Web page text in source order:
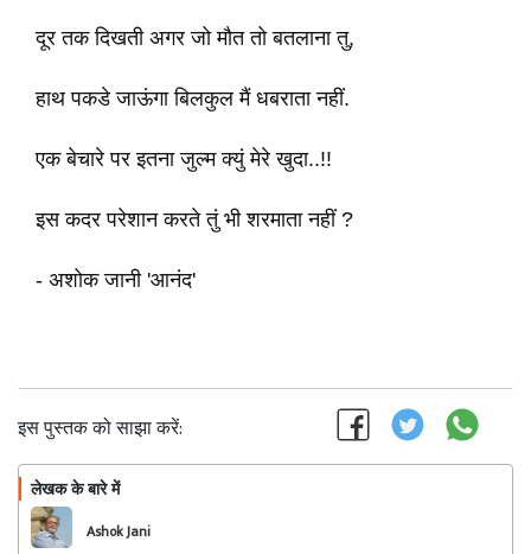
दूर तक दिखती अगर जो मौत तो बतलाना तु,
हाथ पकडे जाऊंगा बिलकुल मैं धबराता नहीं.
एक बेचारे पर इतना जुल्म क्युं मेरे खुदा..!!
इस कदर परेशान करते तुं भी शरमाता नहीं ?
- अशोक जानी 'आनंद'
इस पुस्तक को साझा करें:
लेखक के बारे में
Ashok Jani